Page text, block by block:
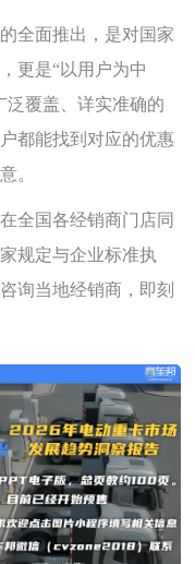
全面推出，是对国家
更是“以用户为中
泛覆盖、详实准确的
都能找到对应的优惠
。
全国各经销商门店同
规定与企业标准执
询当地经销商，即刻